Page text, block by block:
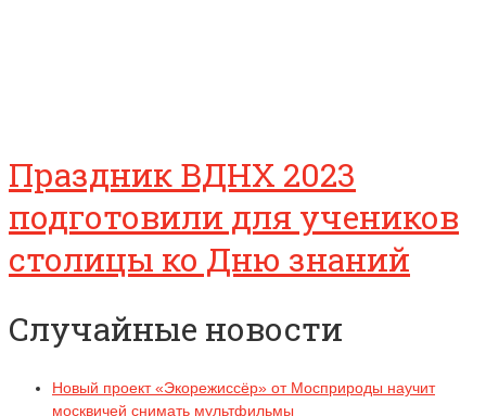
Праздник ВДНХ 2023
подготовили для учеников
столицы ко Дню знаний
Случайные новости
Новый проект «Экорежиссёр» от Мосприроды научит
москвичей снимать мультфильмы